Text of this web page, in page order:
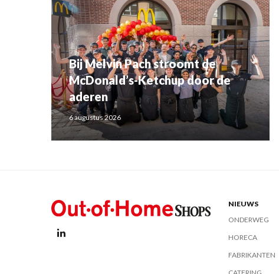
Bij Melvin Pach stroomt de
McDonald’s-Ketchup door de
aderen
6 augustus 2026
NIEUWS
ONDERWEG
HORECA
FABRIKANTEN